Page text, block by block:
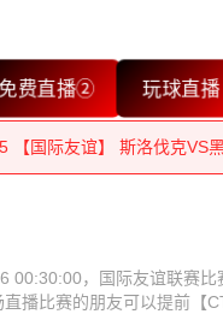
免费直播② 玩球直播
【国际友谊】 斯洛伐克VS黑
【国际友谊】 斯洛伐克VS
【国际友谊】 斯洛伐克VS
【国际友谊】 斯洛伐克VS
，国际友谊联赛比
播比赛的朋友可以提前【